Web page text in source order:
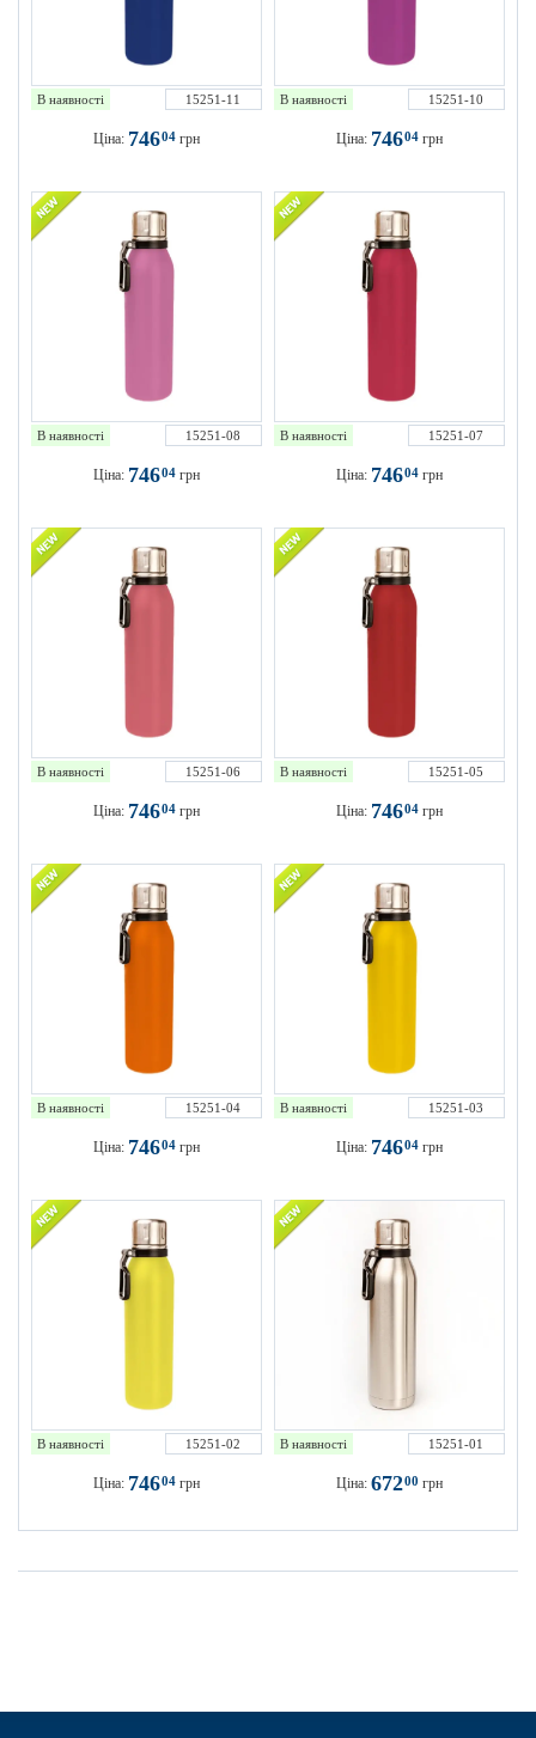
В наявності 15251-11
Ціна: 74604 грн
В наявності 15251-10
Ціна: 74604 грн
В наявності 15251-08
Ціна: 74604 грн
В наявності 15251-07
Ціна: 74604 грн
В наявності 15251-06
Ціна: 74604 грн
В наявності 15251-05
Ціна: 74604 грн
В наявності 15251-04
Ціна: 74604 грн
В наявності 15251-03
Ціна: 74604 грн
В наявності 15251-02
Ціна: 74604 грн
В наявності 15251-01
Ціна: 67200 грн